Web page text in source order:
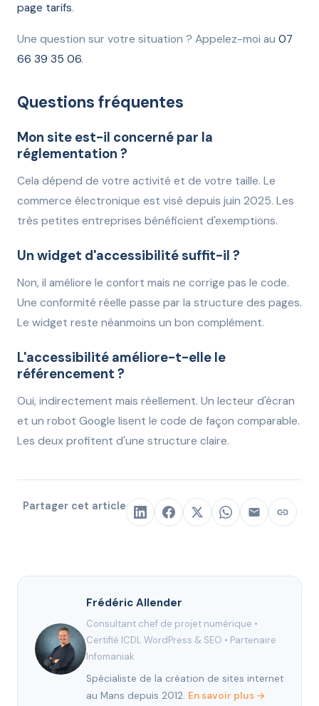
page tarifs.
Une question sur votre situation ? Appelez-moi au 07
66 39 35 06.
Questions fréquentes
Mon site est-il concerné par la
réglementation ?
Cela dépend de votre activité et de votre taille. Le
commerce électronique est visé depuis juin 2025. Les
très petites entreprises bénéficient d'exemptions.
Un widget d'accessibilité suffit-il ?
Non, il améliore le confort mais ne corrige pas le code.
Une conformité réelle passe par la structure des pages.
Le widget reste néanmoins un bon complément.
L'accessibilité améliore-t-elle le
référencement ?
Oui, indirectement mais réellement. Un lecteur d'écran
et un robot Google lisent le code de façon comparable.
Les deux profitent d'une structure claire.
Partager cet article
Frédéric Allender
Consultant chef de projet numérique •
Certifié ICDL WordPress & SEO • Partenaire
Infomaniak
Spécialiste de la création de sites internet
au Mans depuis 2012. En savoir plus →